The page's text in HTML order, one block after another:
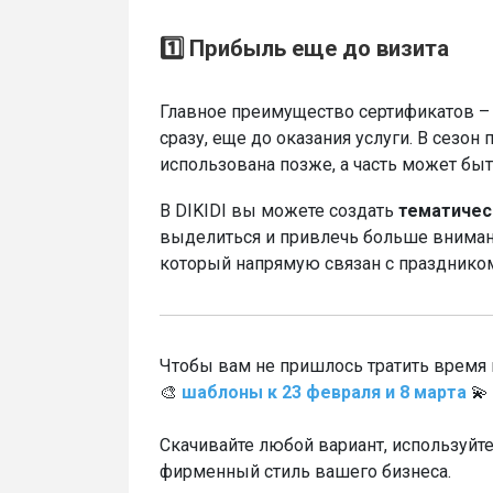
1️⃣ Прибыль еще до визита
Главное преимущество сертификатов –
сразу, еще до оказания услуги. В
использована позже, а часть может
В DIKIDI вы можете создать
выделиться и привлечь больше
который напрямую связан с
Чтобы вам не пришлось тратить
🎨 шаблоны к 23 февраля и 8 марта 💫
Скачивайте любой вариант,
фирменный стиль вашего бизнеса.